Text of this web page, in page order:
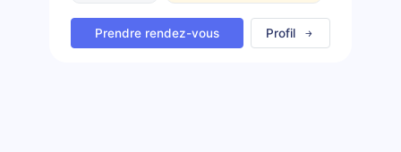
Prendre rendez-vous Profil